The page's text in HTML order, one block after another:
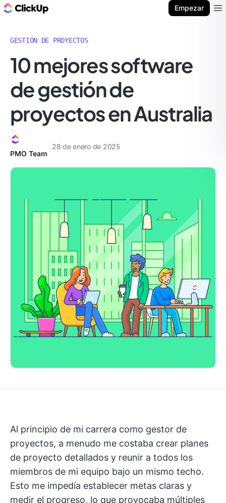
Empezar
GESTIÓN DE PROYECTOS
10 mejores software
de gestión de
proyectos en Australia
PMO Team
28 de enero de 2025
Al principio de mi carrera como gestor de
proyectos, a menudo me costaba crear planes
de proyecto detallados y reunir a todos los
miembros de mi equipo bajo un mismo techo.
Esto me impedía establecer metas claras y
medir el progreso, lo que provocaba múltiples